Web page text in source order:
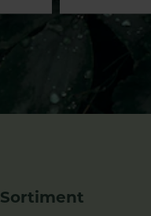
Sortiment